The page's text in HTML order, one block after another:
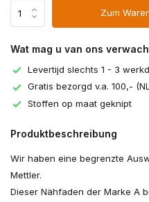
Zum
Wat mag u van ons
Levertijd slechts 1 - 3
Gratis bezorgd v.a. 100,-
Stoffen op maat geknipt
Produktbeschreibung
Wir haben eine begrenzte
Mettler.
Dieser Nähfaden der Marke A